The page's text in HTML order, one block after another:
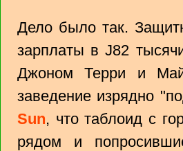
Дело было так.
зарплаты в Ј82
Джоном Терри и
заведение изрядно
Sun, что таблоид с
рядом и